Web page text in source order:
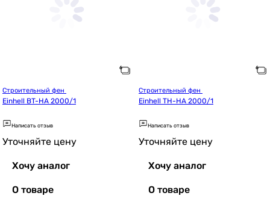
Einhell BT-HA 2000/1
Написать отзыв
Уточняйте цену
Хочу аналог
О товаре
Einhell TH-HA 2000/1
Написать отзыв
Уточняйте цену
Хочу аналог
О товаре